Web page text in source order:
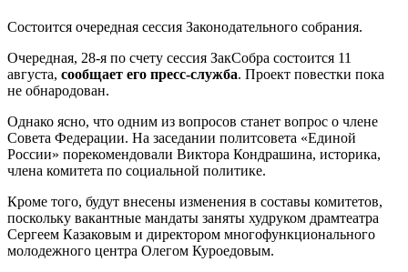
Состоится очередная сессия Законодательного собрания.
Очередная, 28-я по счету сессия ЗакСобра состоится 11
августа, сообщает его пресс-служба. Проект повестки пока
не обнародован.
Однако ясно, что одним из вопросов станет вопрос о члене
Совета Федерации. На заседании политсовета «Единой
России» порекомендовали Виктора Кондрашина, историка,
члена комитета по социальной политике.
Кроме того, будут внесены изменения в составы комитетов,
поскольку вакантные мандаты заняты худруком драмтеатра
Сергеем Казаковым и директором многофункционального
молодежного центра Олегом Куроедовым.